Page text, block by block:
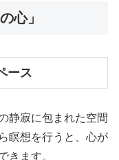
心」
ース
静寂に包まれた空間
瞑想を行うと、心が
きます。